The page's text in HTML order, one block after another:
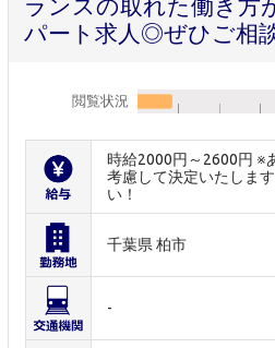
パート求人◎ぜひご相
閲覧状況
時給2000円～2600円 ※
考慮して決定いたしま
い！
千葉県 柏市
-